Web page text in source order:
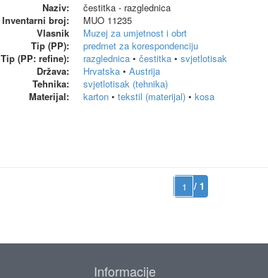
Naziv:
čestitka - razglednica
Inventarni broj:
MUO 11235
Vlasnik
Muzej za umjetnost i obrt
Tip (PP):
predmet za korespondenciju
Tip (PP: refine):
razglednica • čestitka • svjetlotisak
Država:
Hrvatska • Austrija
Tehnika:
svjetlotisak (tehnika)
Materijal:
karton • tekstil (materijal) • kosa
/ 1
Informacije